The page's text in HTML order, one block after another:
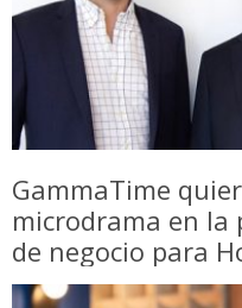
GammaTime
microdrama en
de negocio para